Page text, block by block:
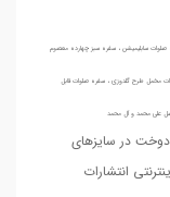
سابلیمیشن ، سفره سبز چهارده معصوم
(ع) ، سفره صلوات 14 معصوم (ع) ، سفره صلوات مخمل طرح گلدوزی ، سفره صلوات قابل
علی محمد و آل محمد
در سایزهای
انتشارات